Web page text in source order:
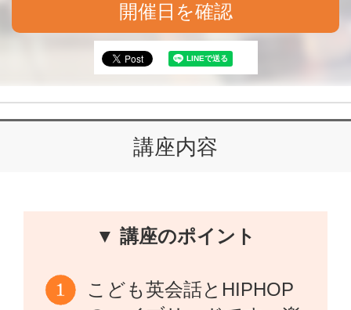
開催日を確認
講座内容
▼ 講座のポイント
こども英会話とHIPHOP